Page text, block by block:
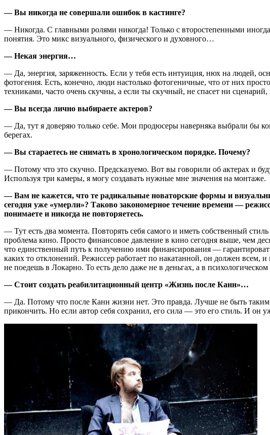
— Вы никогда не совершали ошибок в кастинге?
— Никогда. С главными ролями никогда! Только с второстепенными
понятия. Это микс визуального, физического и духовного…
— Некая энергия…
— Да, энергия, заряженность. Если у тебя есть интуиция, нюх на людей,
фотогения. Есть, конечно, люди настолько фотогеничные, что от них
техниками, часто очень скучны, а если ты скучный, не спасет ни сценарий,
— Вы всегда лично выбираете актеров?
— Да, тут я доверяю только себе. Мои продюсеры наверняка выбрали бы
берегах.
— Вы стараетесь не снимать в хронологическом порядке. Почему?
— Потому что это скучно. Предсказуемо. Вот вы говорили об актерах и
Используя три камеры, я могу создавать нужные мне значения на монтаже.
— Вам не кажется, что те радикальные новаторские формы и
сегодня уже «умерли»? Таково закономерное течение времени —
понимаете и никогда не повторяетесь.
— Тут есть два момента. Повторять себя самого и иметь собственный
проблема кино. Просто финансовое давление в кино сегодня выше, чем
что единственный путь к получению ими финансирования —
каких то отклонений. Режиссер работает по накатанной, он должен всем,
не поедешь в Локарно. То есть дело даже не в деньгах, а в
— Стоит создать реабилитационный центр «Жизнь после Канн»…
— Да. Потому что после Канн жизни нет. Это правда. Лучше не быть
прикончить. Но если автор себя сохранил, его сила — это его стиль. И он